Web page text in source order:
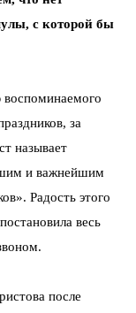
с которой бы
за
называет
и важнейшим
Радость этого
весь
после